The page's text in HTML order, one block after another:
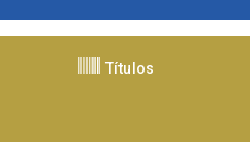
Títulos